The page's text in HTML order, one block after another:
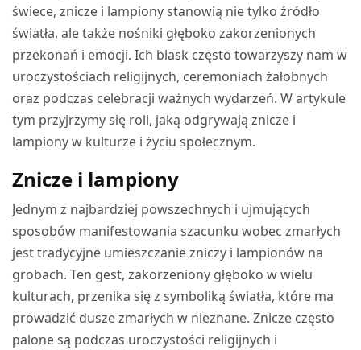
świece, znicze i lampiony stanowią nie tylko źródło
światła, ale także nośniki głęboko zakorzenionych
przekonań i emocji. Ich blask często towarzyszy nam w
uroczystościach religijnych, ceremoniach żałobnych
oraz podczas celebracji ważnych wydarzeń. W artykule
tym przyjrzymy się roli, jaką odgrywają znicze i
lampiony w kulturze i życiu społecznym.
Znicze i lampiony
Jednym z najbardziej powszechnych i ujmujących
sposobów manifestowania szacunku wobec zmarłych
jest tradycyjne umieszczanie zniczy i lampionów na
grobach. Ten gest, zakorzeniony głęboko w wielu
kulturach, przenika się z symboliką światła, które ma
prowadzić dusze zmarłych w nieznane. Znicze często
palone są podczas uroczystości religijnych i